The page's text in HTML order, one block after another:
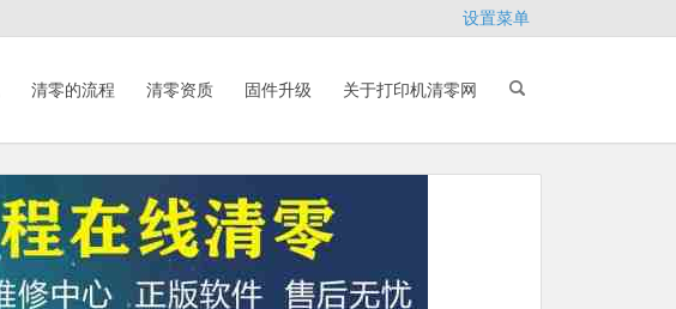
设置菜单
清零的流程 清零资质 固件升级 关于打印机清零网